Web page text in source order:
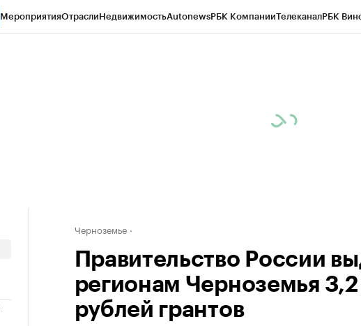
МероприятияОтраслиНедвижимостьAutonewsРБК КомпанииТелеканалРБК
Черноземье
Правительство России
регионам Черноземья
рублей грантов